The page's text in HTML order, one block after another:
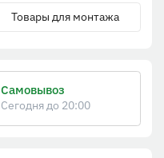
Товары для монтажа
Самовывоз
Сегодня до 20:00